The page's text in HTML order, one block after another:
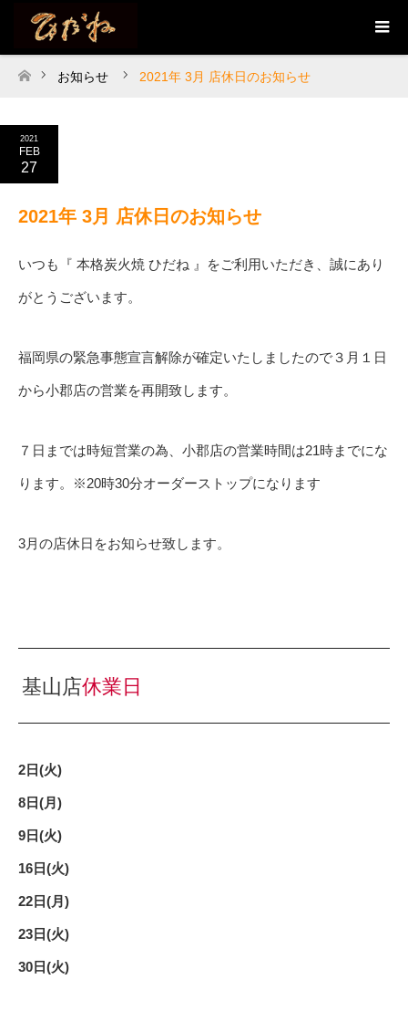
ホーム
お知らせ 2021年 3月 店休日のお知らせ
2021
FEB
27
2021年 3月 店休日のお知らせ
いつも『 本格炭火焼 ひだね 』をご利用いただき、誠にあり
がとうございます。
福岡県の緊急事態宣言解除が確定いたしましたので３月１日
から小郡店の営業を再開致します。
７日までは時短営業の為、小郡店の営業時間は21時までにな
ります。※20時30分オーダーストップになります
3月の店休日をお知らせ致します。
基山店休業日
2日(火)
8日(月)
9日(火)
16日(火)
22日(月)
23日(火)
30日(火)